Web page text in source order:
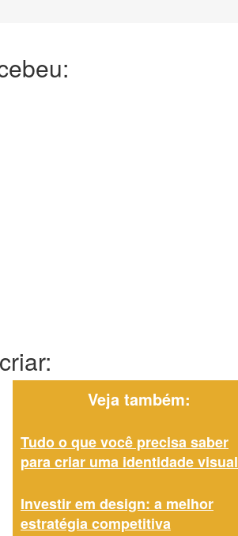
Veja também:
Tudo o que você precisa saber
para criar uma identidade visual
Investir em design: a melhor
estratégia competitiva